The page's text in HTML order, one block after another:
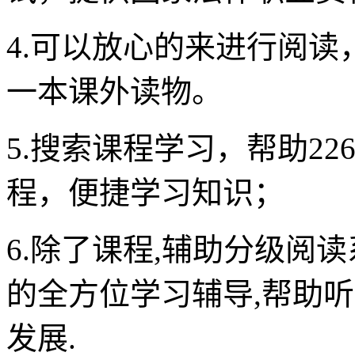
4.可以放心的来进行阅读
一本课外读物。
5.搜索课程学习，帮助
程，便捷学习知识；
6.除了课程,辅助分级阅
的全方位学习辅导,帮助
发展.